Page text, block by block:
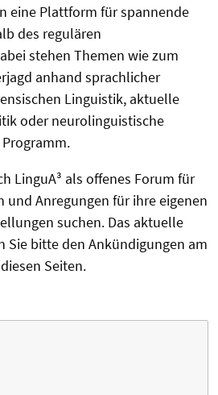
eine Plattform für spannende
des regulären
stehen Themen wie zum
anhand sprachlicher
Linguistik, aktuelle
oder neurolinguistische
LinguA³ als offenes Forum für
und Anregungen für ihre eigenen
suchen. Das aktuelle
Sie bitte den Ankündigungen am
Seiten.